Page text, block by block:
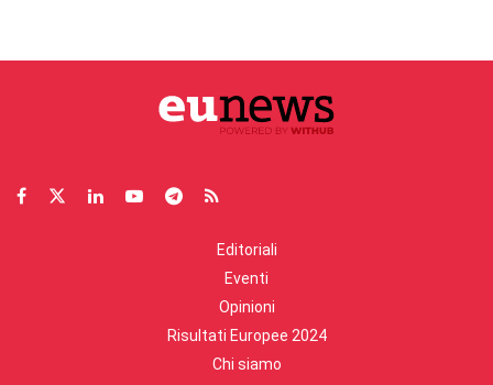
Editoriali
Eventi
Opinioni
Risultati Europee 2024
Chi siamo